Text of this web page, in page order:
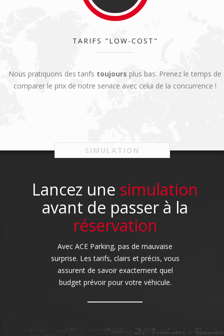
TARIFS "LOW-COST"
Nous pratiquons des tarifs toujours plus bas. Prenez le temps de
comparer le prix de notre service avec celui de la concurrence !
SIMULATION
Lancez une simulation
avant de passer à la
réservation
Avec ACE Parking, pas de mauvaise
surprise. Les tarifs, clairs et précis, vous
assurent de savoir exactement quel
budget prévoir pour votre véhicule.